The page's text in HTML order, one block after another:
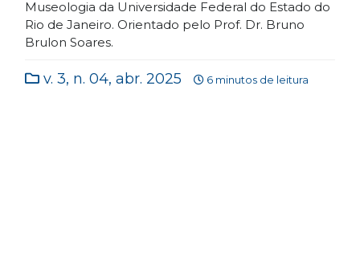
Museologia da Universidade Federal do Estado do
Rio de Janeiro. Orientado pelo Prof. Dr. Bruno
Brulon Soares.
v. 3, n. 04, abr. 2025 6 minutos de leitura